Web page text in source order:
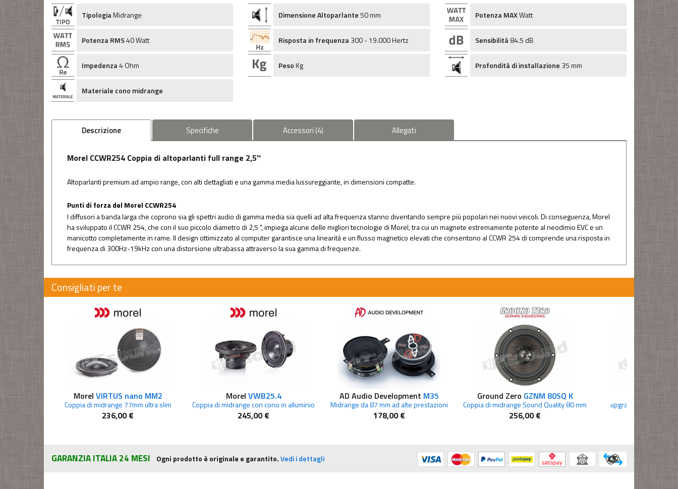
TipologiaMidrange Dimensione Altoparlante50 mm Potenza MAXWatt
Potenza RMS40 Watt Risposta in frequenza300 - 19.000 Hertz Sensibilità84.5 dB
Impedenza4 Ohm PesoKg Profondità di installazione 35 mm
Materiale cono midrange
Descrizione Specifiche Accessori (4) Allegati
Morel CCWR254 Coppia di altoparlanti full range 2,5''
Altoparlanti premium ad ampio range, con alti dettagliati e una gamma media lussureggiante, in dimensioni compatte.
Punti di forza del Morel CCWR254
I diffusori a banda larga che coprono sia gli spettri audio di gamma media sia quelli ad alta frequenza stanno diventando sempre più popolari nei nuovi veicoli. Di conseguenza, Morel
ha sviluppato il CCWR 254, che con il suo piccolo diametro di 2,5 ", impiega alcune delle migliori tecnologie di Morel, tra cui un magnete estremamente potente al neodimio EVC e un
manicotto completamente in rame. Il design ottimizzato al computer garantisce una linearità e un flusso magnetico elevati che consentono al CCWR 254 di comprende una risposta in
frequenza di 300Hz-19kHz con una distorsione ultrabassa attraverso la sua gamma di frequenze.
Consigliati per te
Morel VIRTUS nano MM2
Coppia di midrange 77mm ultra slim
236,00 €
Morel VWB25.4
Coppia di midrange con cono in alluminio
245,00 €
AD Audio Development M35
Midrange da 87 mm ad alte prestazioni
178,00 €
Ground Zero GZNM 80SQ K
Coppia di midrange Sound Quality 80 mm
256,00 €
upgrade sistemi POW
GARANZIA ITALIA 24 MESI Ogni prodotto è originale e garantito.Vedi i dettagli